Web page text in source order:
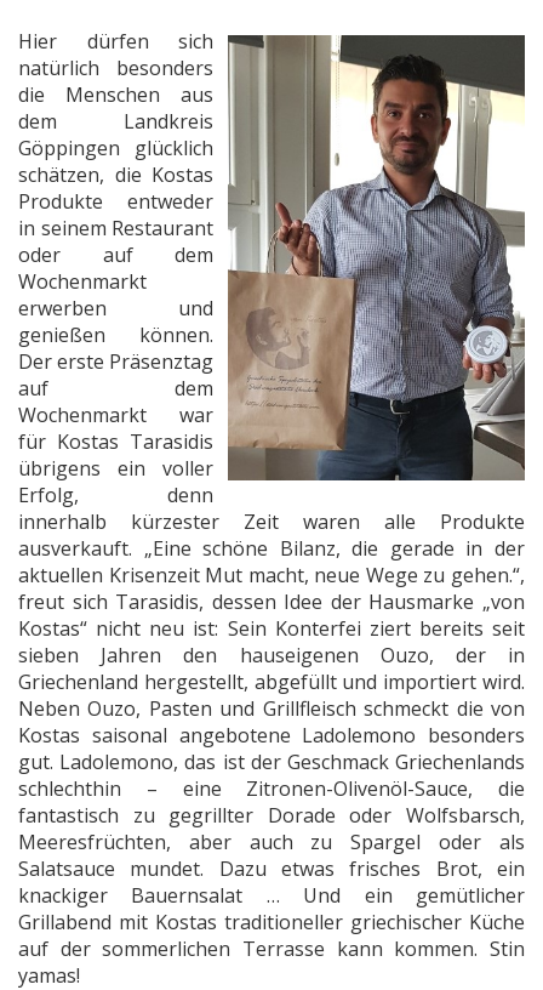
Hier dürfen sich
natürlich besonders
die Menschen aus
dem Landkreis
Göppingen glücklich
schätzen, die Kostas
Produkte entweder
in seinem Restaurant
oder auf dem
Wochenmarkt
erwerben und
genießen können.
Der erste Präsenztag
auf dem
Wochenmarkt war
für Kostas Tarasidis
übrigens ein voller
Erfolg, denn
innerhalb kürzester Zeit waren alle Produkte
ausverkauft. „Eine schöne Bilanz, die gerade in der
aktuellen Krisenzeit Mut macht, neue Wege zu gehen.“,
freut sich Tarasidis, dessen Idee der Hausmarke „von
Kostas“ nicht neu ist: Sein Konterfei ziert bereits seit
sieben Jahren den hauseigenen Ouzo, der in
Griechenland hergestellt, abgefüllt und importiert wird.
Neben Ouzo, Pasten und Grillfleisch schmeckt die von
Kostas saisonal angebotene Ladolemono besonders
gut. Ladolemono, das ist der Geschmack Griechenlands
schlechthin – eine Zitronen-Olivenöl-Sauce, die
fantastisch zu gegrillter Dorade oder Wolfsbarsch,
Meeresfrüchten, aber auch zu Spargel oder als
Salatsauce mundet. Dazu etwas frisches Brot, ein
knackiger Bauernsalat … Und ein gemütlicher
Grillabend mit Kostas traditioneller griechischer Küche
auf der sommerlichen Terrasse kann kommen. Stin
yamas!